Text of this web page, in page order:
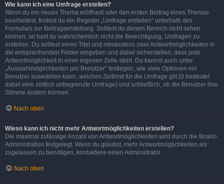
Wie kann ich eine Umfrage erstellen?
Wenn du ein neues Thema eröffnest oder den ersten Beitrag eines Themas
bearbeitest, findest du ein Register „Umfrage erstellen“ unterhalb des
Formulars zur Beitragserstellung. Solltest du diesen Bereich nicht sehen
können, so hast du wahrscheinlich nicht die Berechtigung, Umfragen zu
erstellen. Du solltest einen Titel und mindestens zwei Antwortmöglichkeiten in
die entsprechenden Felder eingeben und dabei sicherstellen, dass jede
Antwortmöglichkeit in einer eigenen Zeile steht. Du kannst auch unter
„Auswahlmöglichkeiten pro Benutzer“ festlegen, wie viele Optionen ein
Benutzer auswählen kann, welches Zeitlimit für die Umfrage gilt (0 bedeutet
dabei eine zeitlich unbegrenzte Umfrage) und schließlich, ob die Benutzer ihre
Stimme ändern können.
Nach oben
Wieso kann ich nicht mehr Antwortmöglichkeiten erstellen?
Die maximal zulässige Anzahl von Antwortmöglichkeiten wird durch die Board-
Administration festgelegt. Wenn du glaubst, mehr Antwortmöglichkeiten als
zugelassen zu benötigen, kontaktiere einen Administrator.
Nach oben